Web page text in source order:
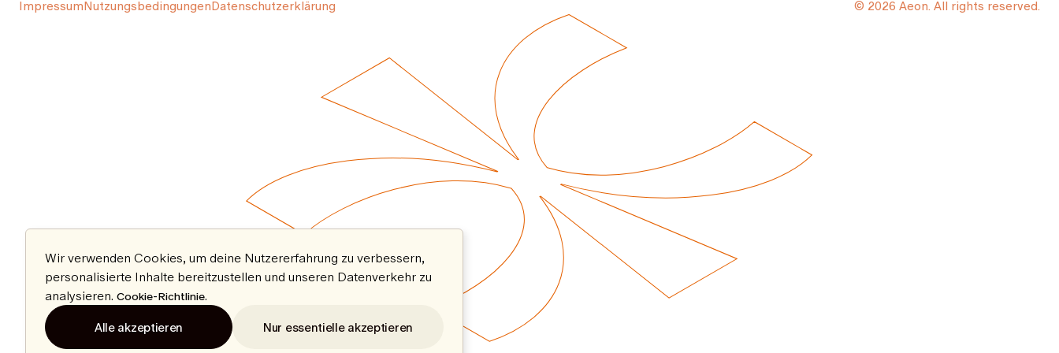
ImpressumNutzungsbedingungenDatenschutzerklärung © 2026 Aeon. All rights reserved.
Wir verwenden Cookies, um deine Nutzererfahrung zu verbessern,
personalisierte Inhalte bereitzustellen und unseren Datenverkehr zu
analysieren. Cookie-Richtlinie.
Alle akzeptieren Nur essentielle akzeptieren